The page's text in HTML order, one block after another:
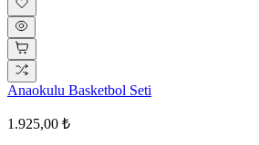
Anaokulu Basketbol Seti
1.925,00 ₺